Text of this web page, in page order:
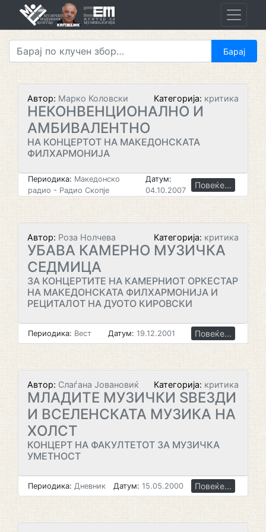
Автор: Марко Коловски Категорија: критика
НЕКОНВЕНЦИОНАЛНО И
АМБИВАЛЕНТНО
НА КОНЦЕРТОТ НА МАКЕДОНСКАТА
ФИЛХАРМОНИЈА
Периодика: Македонско
радио - Радио Скопје
Датум:
04.10.2007
Повеќе...
Автор: Роза Нолчева Категорија: критика
УБАВА КАМЕРНО МУЗИЧКА
СЕДМИЦА
ЗА КОНЦЕРТИТЕ НА КАМЕРНИОТ ОРКЕСТАР
НА МАКЕДОНСКАТА ФИЛХАРМОНИЈА И
РЕЦИТАЛОТ НА ДУОТО КИРОВСКИ
Периодика: Вест Датум: 19.12.2001 Повеќе...
Автор: Слаѓана Јовановиќ Категорија: критика
МЛАДИТЕ МУЗИЧКИ ЅВЕЗДИ
И ВСЕЛЕНСКАТА МУЗИКА НА
ХОЛСТ
КОНЦЕРТ НА ФАКУЛТЕТОТ ЗА МУЗИЧКА
УМЕТНОСТ
Периодика: Дневник Датум: 15.05.2000 Повеќе...